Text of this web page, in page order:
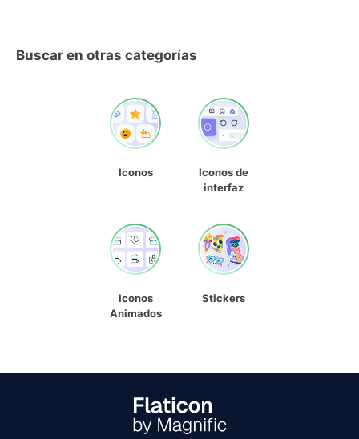
Buscar en otras categorías
Iconos
Iconos de
interfaz
Iconos
Animados
Stickers